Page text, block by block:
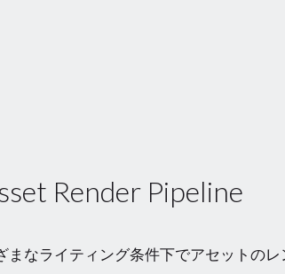
Render Pipeline
まなライティング条件下でアセットの